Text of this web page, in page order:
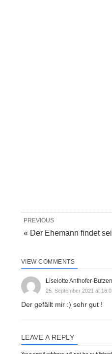
PREVIOUS
« Der Ehemann findet
VIEW COMMENTS
Liselotte Anthofer-
25. September 2021 at
Der gefällt mir :) sehr gut !
LEAVE A REPLY